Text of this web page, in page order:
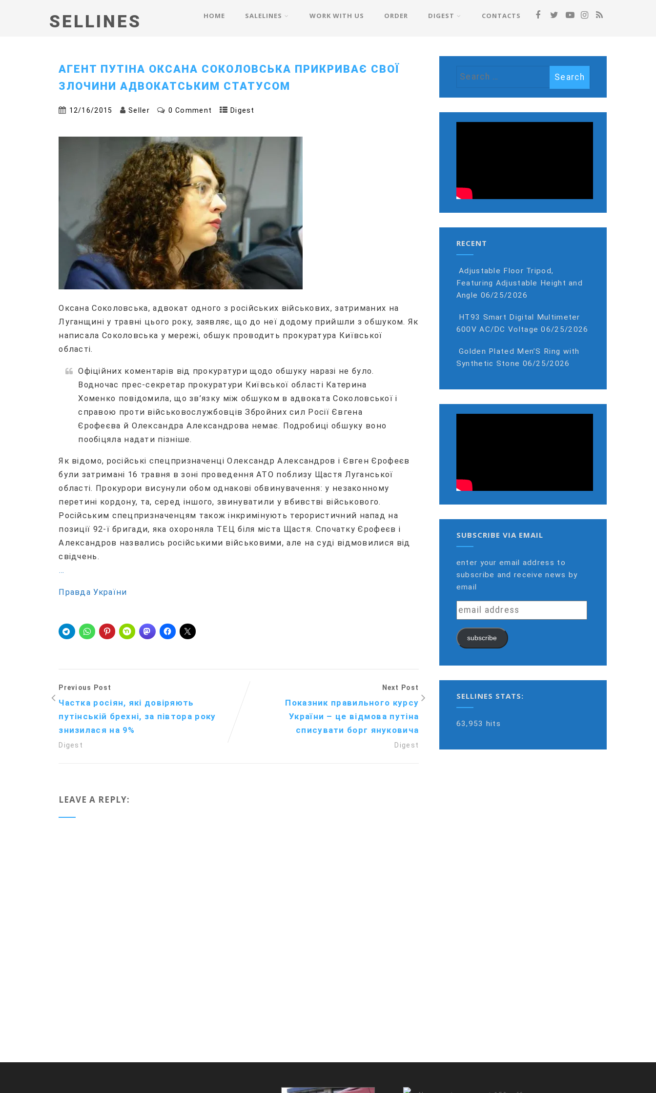
SELLINES HOME SALELINES WORK WITH US ORDER DIGEST CONTACTS
АГЕНТ ПУТІНА ОКСАНА СОКОЛОВСЬКА ПРИКРИВАЄ СВОЇ
ЗЛОЧИНИ АДВОКАТСЬКИМ СТАТУСОМ
12/16/2015 Seller 0 Comment Digest
Оксана Соколовська, адвокат одного з російських військових, затриманих на
Луганщині у травні цього року, заявляє, що до неї додому прийшли з обшуком. Як
написала Соколовська у мережі, обшук проводить прокуратура Київської
області.
Офіційних коментарів від прокуратури щодо обшуку наразі не було.
Водночас прес-секретар прокуратури Київської області Катерина
Хоменко повідомила, що зв’язку між обшуком в адвоката Соколовської і
справою проти військовослужбовців Збройних сил Росії Євгена
Єрофеєва й Олександра Александрова немає. Подробиці обшуку воно
пообіцяла надати пізніше.
Як відомо, російські спецпризначенці Олександр Александров і Євген Єрофеєв
були затримані 16 травня в зоні проведення АТО поблизу Щастя Луганської
області. Прокурори висунули обом однакові обвинувачення: у незаконному
перетині кордону, та, серед іншого, звинуватили у вбивстві військового.
Російським спецпризначенцям також інкримінують терористичний напад на
позиції 92-ї бригади, яка охороняла ТЕЦ біля міста Щастя. Спочатку Єрофеєв і
Александров назвались російськими військовими, але на суді відмовилися від
свідчень.
…
Правда України
Previous Post
Частка росіян, які довіряють
путінській брехні, за півтора року
знизилася на 9%
Digest
Next Post
Показник правильного курсу
України – це відмова путіна
списувати борг януковича
Digest
LEAVE A REPLY:
RECENT
Adjustable Floor Tripod,
Featuring Adjustable Height and
Angle 06/25/2026
HT93 Smart Digital Multimeter
600V AC/DC Voltage 06/25/2026
Golden Plated Men’S Ring with
Synthetic Stone 06/25/2026
SUBSCRIBE VIA EMAIL
enter your email address to
subscribe and receive news by
email
email
address
subscribe
SELLINES STATS:
63,953 hits